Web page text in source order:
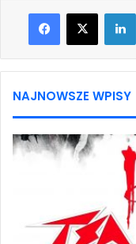
Facebook
X
NAJNOWSZE WPISY